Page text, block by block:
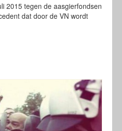
2015 tegen de aasgierfondsen
dat door de VN wordt